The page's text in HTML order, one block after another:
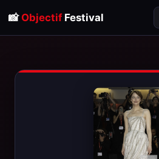
📸 ObjectifFestival